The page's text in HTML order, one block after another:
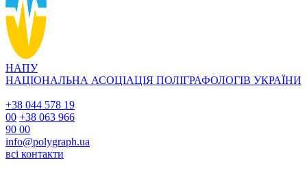
НАПУ
НАЦІОНАЛЬНА АСОЦІАЦІЯ ПОЛІГРАФОЛОГІВ УКРАЇНИ
+38 044 578 19
00 +38 063 966
90 00
info@polygraph.ua
всі контакти